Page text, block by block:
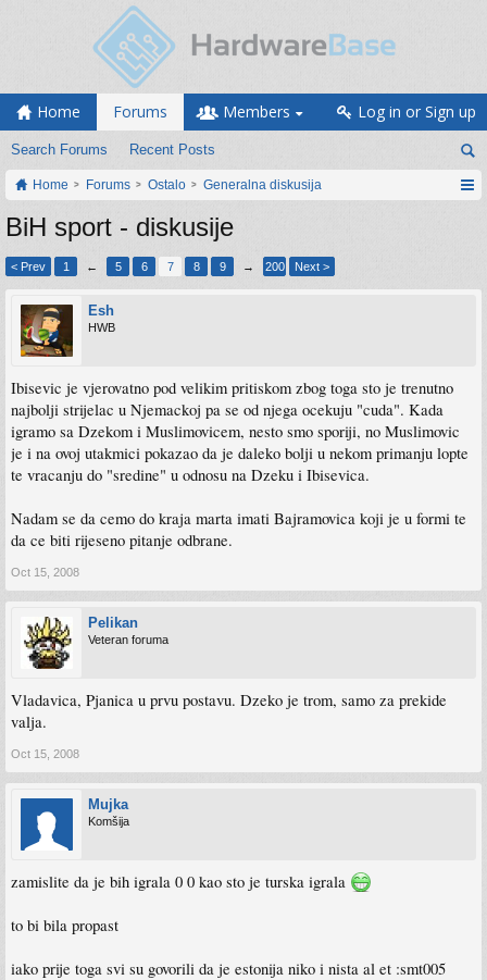
Home Forums
Search Forums Recent Posts
Members Log in or Sign up
Home Forums Ostalo Generalna diskusija
BiH sport - diskusije
< Prev 1 ← 5 6 7 8 9 → 200 Next >
Esh
HWB
Ibisevic je vjerovatno pod velikim pritiskom zbog toga sto je trenutno
najbolji strijelac u Njemackoj pa se od njega ocekuju "cuda". Kada
igramo sa Dzekom i Muslimovicem, nesto smo sporiji, no Muslimovic
je i na ovoj utakmici pokazao da je daleko bolji u nekom primanju lopte
te vracanju do "sredine" u odnosu na Dzeku i Ibisevica.
Nadam se da cemo do kraja marta imati Bajramovica koji je u formi te
da ce biti rijeseno pitanje odbrane.
Oct 15, 2008
Pelikan
Veteran foruma
Vladavica, Pjanica u prvu postavu. Dzeko je trom, samo za prekide
valja.
Oct 15, 2008
Mujka
Komšija
zamislite da je bih igrala 0 0 kao sto je turska igrala
to bi bila propast
iako prije toga svi su govorili da je estonija niko i nista al et :smt005